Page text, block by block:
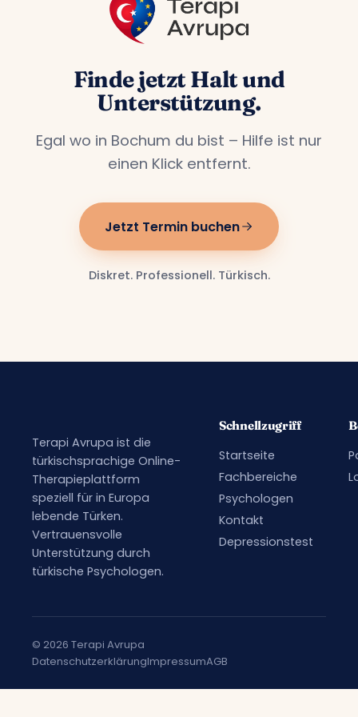
Finde jetzt Halt und
Unterstützung.
Egal wo in Bochum du bist – Hilfe ist nur
einen Klick entfernt.
Jetzt Termin buchen
Diskret. Professionell. Türkisch.
Terapi Avrupa ist die
türkischsprachige Online-
Therapieplattform
speziell für in Europa
lebende Türken.
Vertrauensvolle
Unterstützung durch
türkische Psychologen.
Schnellzugriff
Startseite
Fachbereiche
Psychologen
Kontakt
Depressionstest
© 2026 Terapi Avrupa
DatenschutzerklärungImpressumAGB